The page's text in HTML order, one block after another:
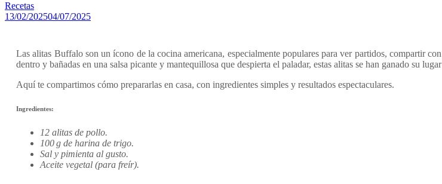
Recetas
13/02/202504/07/2025
Las alitas Buffalo son un ícono de la cocina americana, especialmente populares para ver partidos, compartir
dentro y bañadas en una salsa picante y mantequillosa que despierta el paladar, estas alitas se han ganado su
Aquí te compartimos cómo prepararlas en casa, con ingredientes simples y resultados espectaculares.
Ingredientes:
12 alitas de pollo.
100 g de harina de trigo.
Sal y pimienta al gusto.
Aceite vegetal (para freír).